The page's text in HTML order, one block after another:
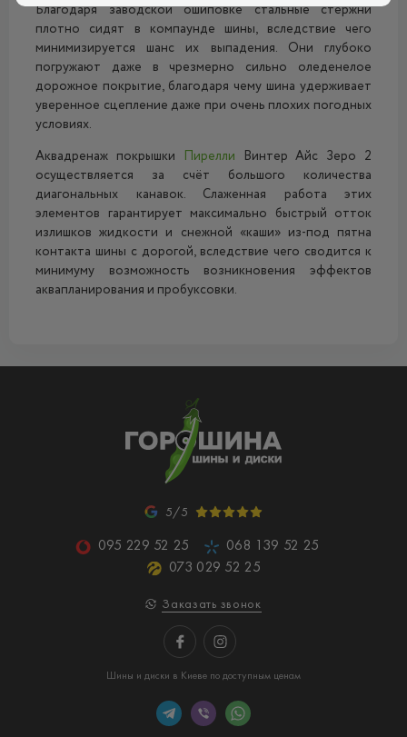
Благодаря заводской ошиповке стальные стержни
плотно сидят в компаунде шины, вследствие чего
минимизируется шанс их выпадения. Они глубоко
погружают даже в чрезмерно сильно оледенелое
дорожное покрытие, благодаря чему шина удерживает
уверенное сцепление даже при очень плохих погодных
условиях.
Аквадренаж покрышки Пирелли Винтер Айс Зеро 2
осуществляется за счёт большого количества
диагональных канавок. Слаженная работа этих
элементов гарантирует максимально быстрый отток
излишков жидкости и снежной «каши» из-под пятна
контакта шины с дорогой, вследствие чего сводится к
минимуму возможность возникновения эффектов
аквапланирования и пробуксовки.
5/5
095 229 52 25
068 139 52 25
073 029 52 25
Заказать звонок
Шины и диски в Киеве по доступным ценам